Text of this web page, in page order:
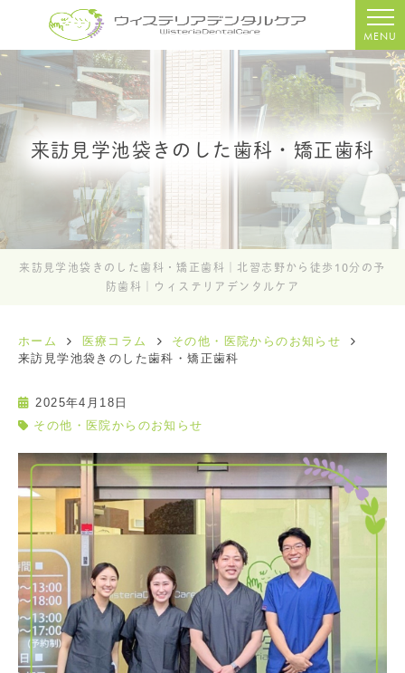
MENU
来訪見学池袋きのした歯科・矯正歯科
来訪見学池袋きのした歯科・矯正歯科｜北習志野から徒歩10分の予
防歯科｜ウィステリアデンタルケア
ホーム 医療コラム
その他・医院からのお知らせ
来訪見学池袋きのした歯科・矯正歯科
2025年4月18日
その他・医院からのお知らせ